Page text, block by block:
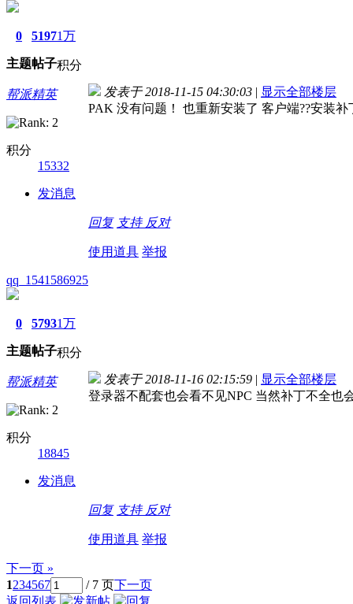
0
主题
5197
帖子
1万
积分
帮派精英
积分
15332
发消息
发表于 2018-11-15 04:30:03 | 显示全部楼层
PAK 没有问题！ 也重新安装了 客户端??安装补
回复 支持 反对
使用道具 举报
qq_1541586925
0
主题
5793
帖子
1万
积分
帮派精英
积分
18845
发消息
发表于 2018-11-16 02:15:59 | 显示全部楼层
登录器不配套也会看不见NPC 当然补丁不全也
回复 支持 反对
使用道具 举报
下一页 »
1234567 / 7 页下一页
返回列表